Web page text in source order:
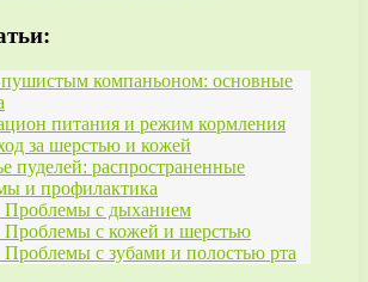
пушистым компаньоном: основные
питания и режим кормления
за шерстью и кожей
пуделей: распространенные
и профилактика
Проблемы с дыханием
Проблемы с кожей и шерстью
Проблемы с зубами и полостью рта